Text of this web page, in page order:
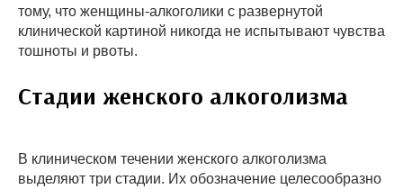
тому, что женщины-алкоголики с развернутой
клинической картиной никогда не испытывают чувства
тошноты и рвоты.
Стадии женского алкоголизма
В клиническом течении женского алкоголизма
выделяют три стадии. Их обозначение целесообразно